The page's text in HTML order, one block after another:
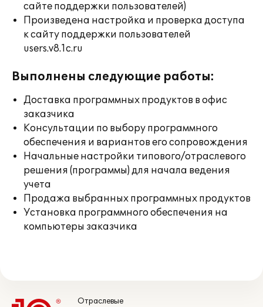
сайте поддержки пользователей)
Произведена настройка и проверка доступа
к сайту поддержки пользователей
users.v8.1c.ru
Выполнены следующие работы:
Доставка программных продуктов в офис
заказчика
Консультации по выбору программного
обеспечения и вариантов его сопровождения
Начальные настройки типового/отраслевого
решения (программы) для начала ведения
учета
Продажа выбранных программных продуктов
Установка программного обеспечения на
компьютеры заказчика
Отраслевые